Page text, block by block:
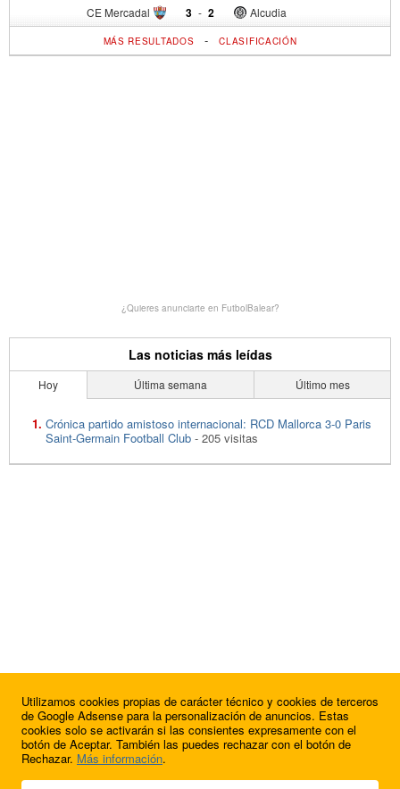
CE Mercadal 3 - Alcudia
2
MÁS RESULTADOS -CLASIFICACIÓN
¿Quieres anunciarte en FutbolBalear?
Las noticias más leídas
Hoy Última semana Último mes
Crónica partido amistoso internacional: RCD Mallorca 3-0 Paris
Saint-Germain Football Club - 205 visitas
Utilizamos cookies propias de carácter técnico y cookies de terceros
de Google Adsense para la personalización de anuncios. Estas
cookies solo se activarán si las consientes expresamente con el
botón de Aceptar. También las puedes rechazar con el botón de
Rechazar. Más información.